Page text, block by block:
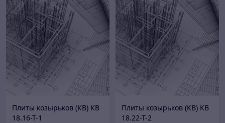
Плиты козырьков (КВ) КВ
18.16-Т-1
Плиты козырьков (КВ) КВ
18.22-Т-2